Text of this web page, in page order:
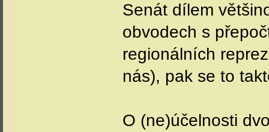
Senát dílem
obvodech s
regionálních
nás), pak se to
O (ne)účelnosti